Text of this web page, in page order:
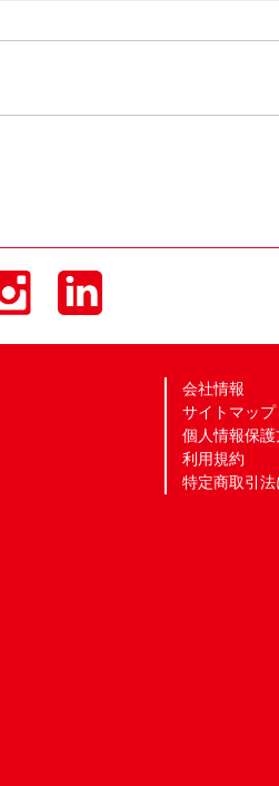
会社情報
サイトマップ
個人情報保護
利用規約
特定商取引